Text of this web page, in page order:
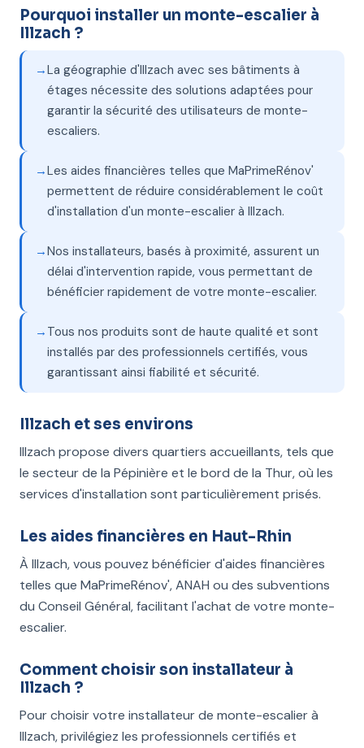
Pourquoi installer un monte-escalier à
Illzach ?
La géographie d'Illzach avec ses bâtiments à
étages nécessite des solutions adaptées pour
garantir la sécurité des utilisateurs de monte-
escaliers.
Les aides financières telles que MaPrimeRénov'
permettent de réduire considérablement le coût
d'installation d'un monte-escalier à Illzach.
Nos installateurs, basés à proximité, assurent un
délai d'intervention rapide, vous permettant de
bénéficier rapidement de votre monte-escalier.
Tous nos produits sont de haute qualité et sont
installés par des professionnels certifiés, vous
garantissant ainsi fiabilité et sécurité.
Illzach et ses environs
Illzach propose divers quartiers accueillants, tels que
le secteur de la Pépinière et le bord de la Thur, où les
services d'installation sont particulièrement prisés.
Les aides financières en Haut-Rhin
À Illzach, vous pouvez bénéficier d'aides financières
telles que MaPrimeRénov', ANAH ou des subventions
du Conseil Général, facilitant l'achat de votre monte-
escalier.
Comment choisir son installateur à
Illzach ?
Pour choisir votre installateur de monte-escalier à
Illzach, privilégiez les professionnels certifiés et